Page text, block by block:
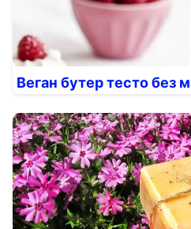
Веган бутер тесто без